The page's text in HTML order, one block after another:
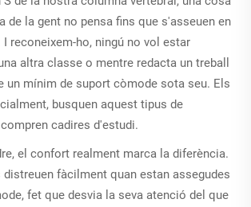
de la gent no pensa fins que s'asseuen en
I reconeixem-ho, ningú no vol estar
altra classe o mentre redacta un treball
un mínim de suport còmode sota seu. Els
busquen aquest tipus de
cadires d'estudi.
el confort realment marca la diferència.
distreuen fàcilment quan estan assegudes
fet que desvia la seva atenció del que